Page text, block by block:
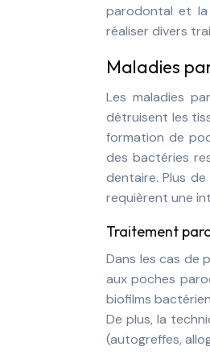
parodontal et
réaliser divers
Maladies
Les maladies
détruisent les
formation de
des bactéries
dentaire. Plus
requièrent une
Traitement
Dans les cas de
aux poches
biofilms
De plus, la
(autogreffes,